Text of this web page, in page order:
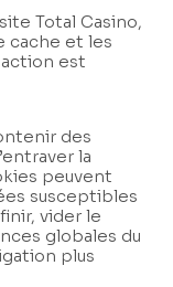
Total Casino,
cache et les
est
des
la
peuvent
susceptibles
vider le
globales du
plus